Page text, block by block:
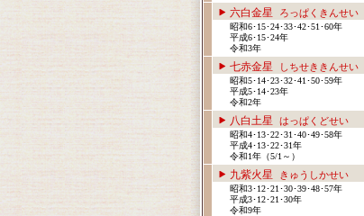
六白金星 ろっぱくきんせい
昭和6･15･24･33･42･51･60年
平成6･15･24年
令和3年
七赤金星 しちせききんせい
昭和5･14･23･32･41･50･59年
平成5･14･23年
令和2年
八白土星 はっぱくどせい
昭和4･13･22･31･40･49･58年
平成4･13･22･31年
令和1年（5/1～）
九紫火星 きゅうしかせい
昭和3･12･21･30･39･48･57年
平成3･12･21･30年
令和9年